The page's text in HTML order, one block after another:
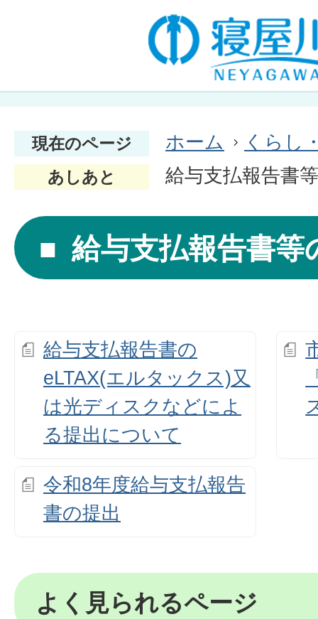
現在のページ ホーム くらし
あしあと 給与支払報告書
給与支払報告書等
給与支払報告書の
eLTAX(エルタックス)又
は光ディスクなどによ
る提出について
令和8年度給与支払報告
書の提出
よく見られるページ